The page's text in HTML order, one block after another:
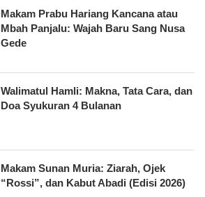
Makam Prabu Hariang Kancana atau
Mbah Panjalu: Wajah Baru Sang Nusa
Gede
Walimatul Hamli: Makna, Tata Cara, dan
Doa Syukuran 4 Bulanan
Makam Sunan Muria: Ziarah, Ojek
“Rossi”, dan Kabut Abadi (Edisi 2026)